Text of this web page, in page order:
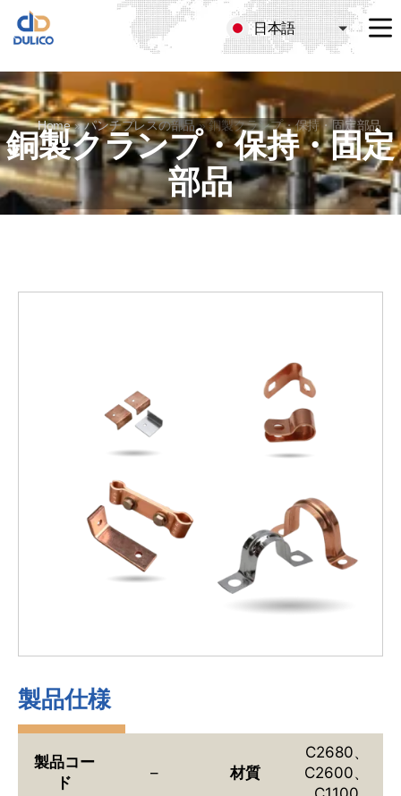
&
TRADING
DULICO
COMPANY
LIMITED
日本語
Home»パンチプレスの部品»銅製クランプ・保持・固定部品
銅製クランプ・保持・固定
部品
製品仕様
製品コー
ド
– 材質
C2680、
C2600、